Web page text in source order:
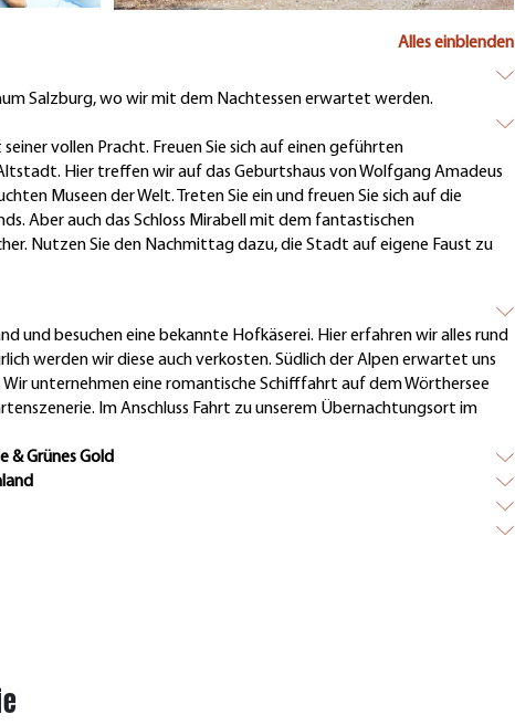
Alles einblenden
Salzburg, wo wir mit dem Nachtessen erwartet werden.
vollen Pracht. Freuen Sie sich auf einen geführten
Hier treffen wir auf das Geburtshaus von Wolfgang Amadeus
Museen der Welt. Treten Sie ein und freuen Sie sich auf die
Aber auch das Schloss Mirabell mit dem fantastischen
Nutzen Sie den Nachmittag dazu, die Stadt auf eigene Faust zu
und besuchen eine bekannte Hofkäserei. Hier erfahren wir alles rund
werden wir diese auch verkosten. Südlich der Alpen erwartet uns
unternehmen eine romantische Schifffahrt auf dem Wörthersee
Im Anschluss Fahrt zu unserem Übernachtungsort im
& Grünes Gold